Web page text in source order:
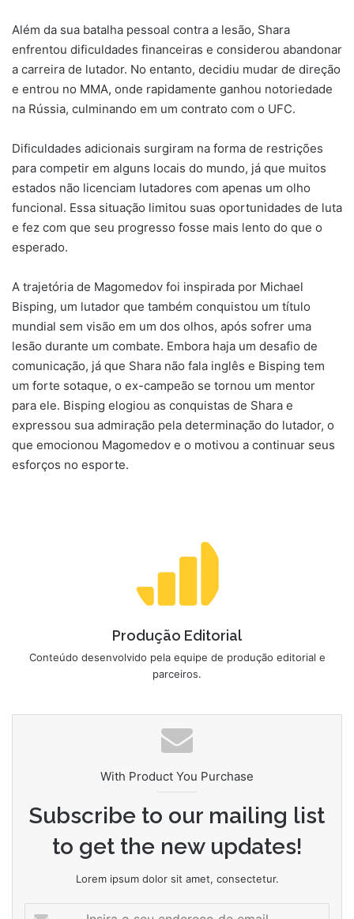
Além da sua batalha pessoal contra a lesão, Shara
enfrentou dificuldades financeiras e considerou abandonar
a carreira de lutador. No entanto, decidiu mudar de direção
e entrou no MMA, onde rapidamente ganhou notoriedade
na Rússia, culminando em um contrato com o UFC.
Dificuldades adicionais surgiram na forma de restrições
para competir em alguns locais do mundo, já que muitos
estados não licenciam lutadores com apenas um olho
funcional. Essa situação limitou suas oportunidades de luta
e fez com que seu progresso fosse mais lento do que o
esperado.
A trajetória de Magomedov foi inspirada por Michael
Bisping, um lutador que também conquistou um título
mundial sem visão em um dos olhos, após sofrer uma
lesão durante um combate. Embora haja um desafio de
comunicação, já que Shara não fala inglês e Bisping tem
um forte sotaque, o ex-campeão se tornou um mentor
para ele. Bisping elogiou as conquistas de Shara e
expressou sua admiração pela determinação do lutador, o
que emocionou Magomedov e o motivou a continuar seus
esforços no esporte.
Produção Editorial
Conteúdo desenvolvido pela equipe de produção editorial e
parceiros.
With Product You Purchase
Subscribe to our mailing list
to get the new updates!
Lorem ipsum dolor sit amet, consectetur.